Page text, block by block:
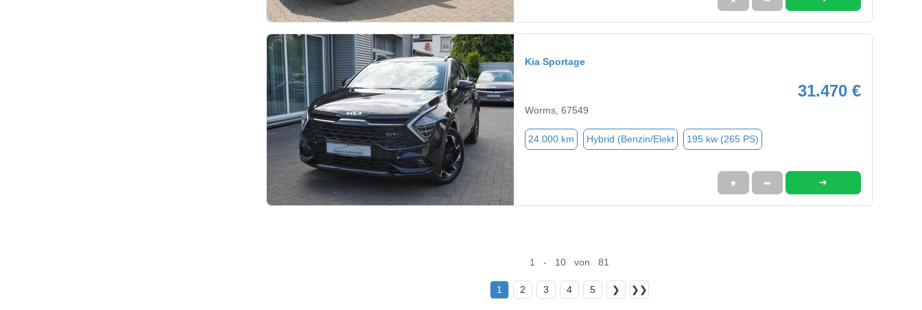
Kia Sportage
31.470 €
Worms, 67549
24.000 km Hybrid (Benzin/Elekt 195 kw (265 PS)
★ ➦ ➜
1 - 10 von 81
1 2 3 4 5 ❯ ❯❯